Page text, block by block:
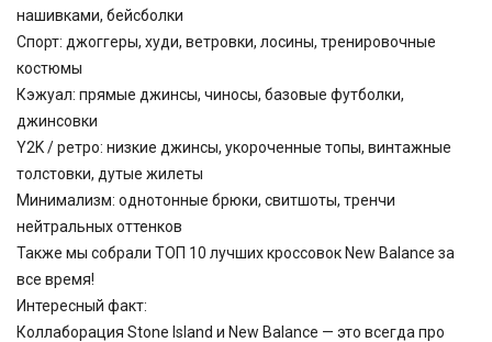
нашивками, бейсболки
Спорт: джоггеры, худи, ветровки, лосины, тренировочные
костюмы
Кэжуал: прямые джинсы, чиносы, базовые футболки,
джинсовки
Y2K / ретро: низкие джинсы, укороченные топы, винтажные
толстовки, дутые жилеты
Минимализм: однотонные брюки, свитшоты, тренчи
нейтральных оттенков
Также мы собрали ТОП 10 лучших кроссовок New Balance за
все время!
Интересный факт:
Коллаборация Stone Island и New Balance — это всегда про